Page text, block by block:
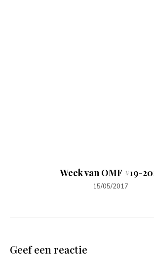
Week van OMF #19-
15/05/2017
Geef een reactie